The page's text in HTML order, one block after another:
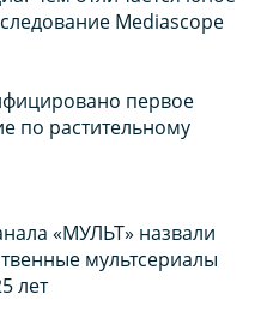
Mediascope
первое
по растительному
«МУЛЬТ» назвали
мультсериалы
лет